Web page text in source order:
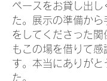
ペースをお貸し出し
た。展示の準備から
をしてくださった関
もこの場を借りて感
す。本当にありがと
た。